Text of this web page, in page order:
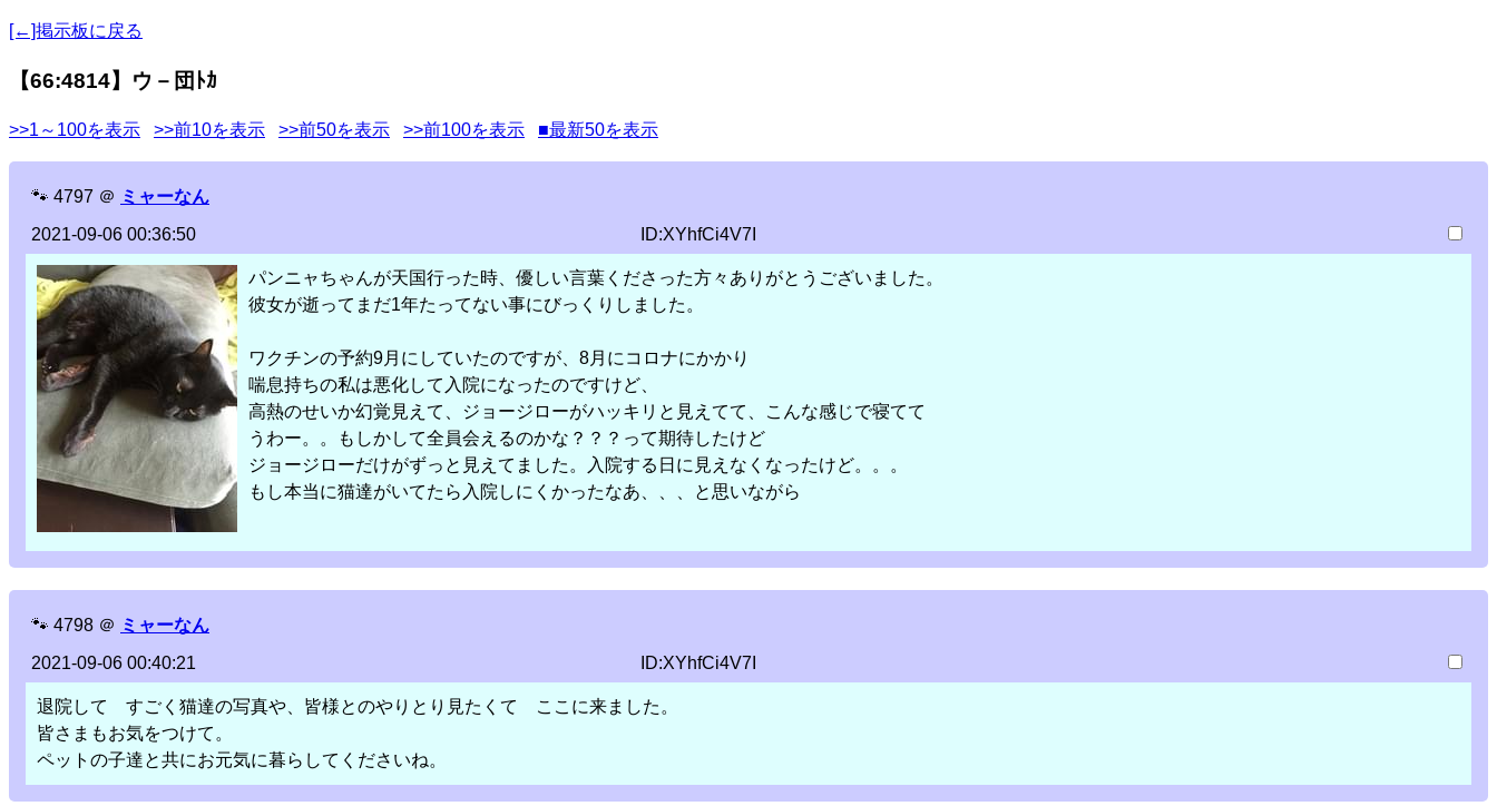
[←]掲示板に戻る
【66:4814】ウ－団ﾄｶ
>>1～100を表示 >>前10を表示 >>前50を表示 >>前100を表示 ■最新50を表示
🐾 4797 ＠ ミャーなん
2021-09-06 00:36:50
ID:XYhfCi4V7I
パンニャちゃんが天国行った時、優しい言葉くださった方々ありがとうございました。
彼女が逝ってまだ1年たってない事にびっくりしました。
ワクチンの予約9月にしていたのですが、8月にコロナにかかり
喘息持ちの私は悪化して入院になったのですけど、
高熱のせいか幻覚見えて、ジョージローがハッキリと見えてて、こんな感じで寝てて
うわー。。もしかして全員会えるのかな？？？って期待したけど
ジョージローだけがずっと見えてました。入院する日に見えなくなったけど。。。
もし本当に猫達がいてたら入院しにくかったなあ、、、と思いながら
🐾 4798 ＠ ミャーなん
2021-09-06 00:40:21
ID:XYhfCi4V7I
退院して すごく猫達の写真や、皆様とのやりとり見たくて ここに来ました。
皆さまもお気をつけて。
ペットの子達と共にお元気に暮らしてくださいね。